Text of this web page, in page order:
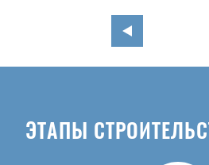
ЭТАПЫ